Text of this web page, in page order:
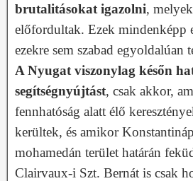
brutalitásokat igazolni,
előfordultak. Ezek mindenképp
ezekre sem szabad egyoldalúan
A Nyugat viszonylag későn
segítségnyújtást, csak akkor,
fennhatóság alatt élő
kerültek, és amikor
mohamedán terület határán
Clairvaux-i Szt. Bernát is csak